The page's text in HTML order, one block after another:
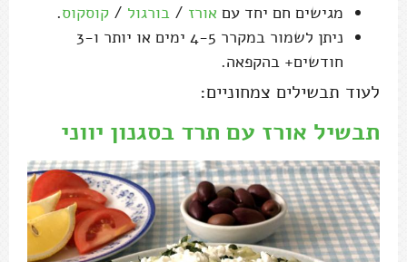
מגישים חם יחד עם אורז / בורגול / קוסקוס.
ניתן לשמור במקרר 4-5 ימים או יותר ו-3
חודשים+ בהקפאה.
לעוד תבשילים צמחוניים:
תבשיל אורז עם תרד בסגנון יווני